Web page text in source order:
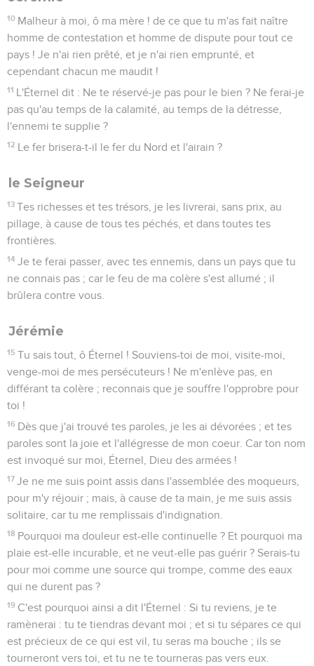
10 Malheur à moi, ô ma mère ! de ce que tu m'as fait naître
homme de contestation et homme de dispute pour tout ce
pays ! Je n'ai rien prêté, et je n'ai rien emprunté, et
cependant chacun me maudit !
11 L'Éternel dit : Ne te réservé-je pas pour le bien ? Ne ferai-je
pas qu'au temps de la calamité, au temps de la détresse,
l'ennemi te supplie ?
12 Le fer brisera-t-il le fer du Nord et l'airain ?
le Seigneur
13 Tes richesses et tes trésors, je les livrerai, sans prix, au
pillage, à cause de tous tes péchés, et dans toutes tes
frontières.
14 Je te ferai passer, avec tes ennemis, dans un pays que tu
ne connais pas ; car le feu de ma colère s'est allumé ; il
brûlera contre vous.
Jérémie
15 Tu sais tout, ô Éternel ! Souviens-toi de moi, visite-moi,
venge-moi de mes persécuteurs ! Ne m'enlève pas, en
différant ta colère ; reconnais que je souffre l'opprobre pour
toi !
16 Dès que j'ai trouvé tes paroles, je les ai dévorées ; et tes
paroles sont la joie et l'allégresse de mon coeur. Car ton nom
est invoqué sur moi, Éternel, Dieu des armées !
17 Je ne me suis point assis dans l'assemblée des moqueurs,
pour m'y réjouir ; mais, à cause de ta main, je me suis assis
solitaire, car tu me remplissais d'indignation.
18 Pourquoi ma douleur est-elle continuelle ? Et pourquoi ma
plaie est-elle incurable, et ne veut-elle pas guérir ? Serais-tu
pour moi comme une source qui trompe, comme des eaux
qui ne durent pas ?
19 C'est pourquoi ainsi a dit l'Éternel : Si tu reviens, je te
ramènerai : tu te tiendras devant moi ; et si tu sépares ce qui
est précieux de ce qui est vil, tu seras ma bouche ; ils se
tourneront vers toi, et tu ne te tourneras pas vers eux.